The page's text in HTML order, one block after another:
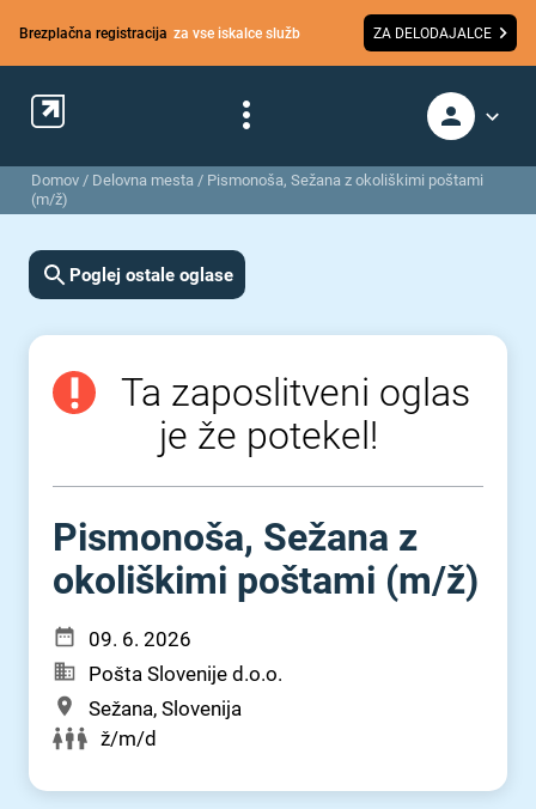
Brezplačna registracija za vse iskalce služb ZA DELODAJALCE
Domov / Delovna mesta / Pismonoša, Sežana z okoliškimi poštami
(m/ž)
Poglej ostale oglase
Ta zaposlitveni oglas
je že potekel!
Pismonoša, Sežana z
okoliškimi poštami (m⁠/⁠ž)
09. 6. 2026
Pošta Slovenije d.o.o.
Sežana, Slovenija
ž/m/d